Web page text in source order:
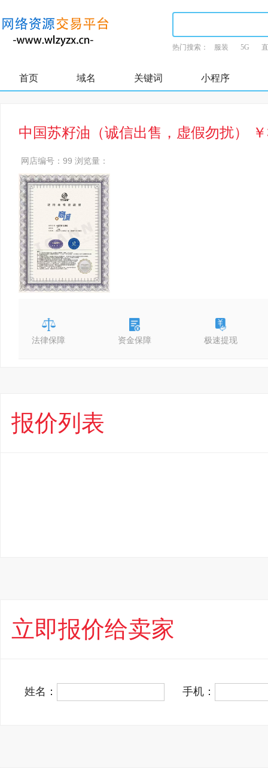
热门搜索： 服装 5G
首页 域名 关键词 小程序
中国苏籽油（诚信出售，虚假勿扰）
网店编号：99 浏览量：
法律保障 资金保障 极速提现
报价列表
立即报价给卖家
姓名： 手机：